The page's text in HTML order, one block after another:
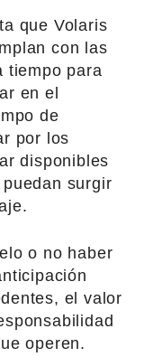
que Volaris
con las
tiempo para
en el
de
por los
disponibles
surgir
o no haber
el valor
operen.